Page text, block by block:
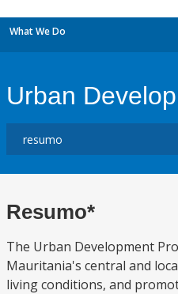
What We Do
Urban
Resumo*
The Urban Development
Mauritania's central and
living conditions, and